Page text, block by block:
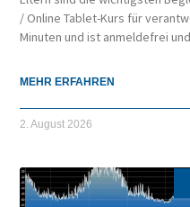
/ Online Tablet-Kurs für
Minuten und ist anmeldefrei
MEHR ERFAHREN
2. August 2026